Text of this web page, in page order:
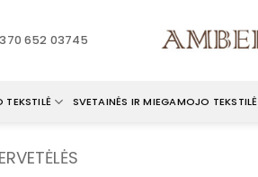
652 03745
SVETAINĖS IR MIEGAMOJO TEKSTILĖ